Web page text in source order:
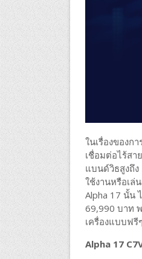
ในเรื่องของก
เชื่อมต่อไร้สา
แบนด์วิธสูงถึ
ใช้งานหรือเล่
Alpha 17 นั้น
69,990 บาท
เครื่องแบบฟรี
Alpha 17